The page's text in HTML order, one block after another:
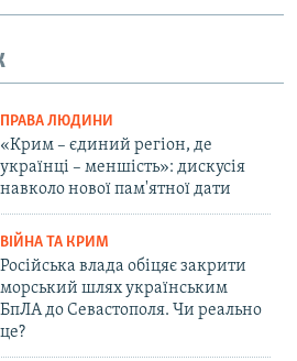
ПРАВА ЛЮДИНИ
«Крим – єдиний регіон, де
українці – меншість»: дискусія
навколо нової пам'ятної дати
ВІЙНА ТА КРИМ
Російська влада обіцяє закрити
морський шлях українським
БпЛА до Севастополя. Чи реально
це?